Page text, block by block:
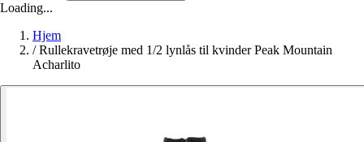
Loading...
Hjem
/ Rullekravetrøje med 1/2 lynlås til kvinder Peak Mountain
Acharlito